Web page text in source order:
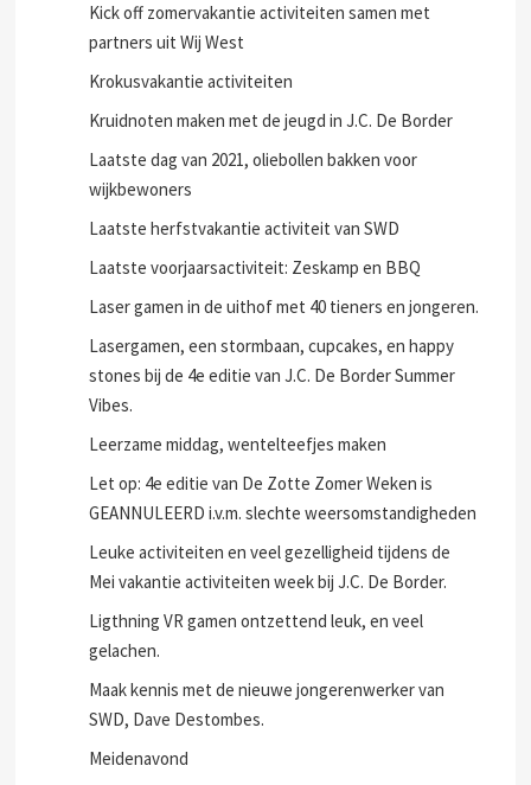
Kick off zomervakantie activiteiten samen met
partners uit Wij West
Krokusvakantie activiteiten
Kruidnoten maken met de jeugd in J.C. De Border
Laatste dag van 2021, oliebollen bakken voor
wijkbewoners
Laatste herfstvakantie activiteit van SWD
Laatste voorjaarsactiviteit: Zeskamp en BBQ
Laser gamen in de uithof met 40 tieners en jongeren.
Lasergamen, een stormbaan, cupcakes, en happy
stones bij de 4e editie van J.C. De Border Summer
Vibes.
Leerzame middag, wentelteefjes maken
Let op: 4e editie van De Zotte Zomer Weken is
GEANNULEERD i.v.m. slechte weersomstandigheden
Leuke activiteiten en veel gezelligheid tijdens de
Mei vakantie activiteiten week bij J.C. De Border.
Ligthning VR gamen ontzettend leuk, en veel
gelachen.
Maak kennis met de nieuwe jongerenwerker van
SWD, Dave Destombes.
Meidenavond